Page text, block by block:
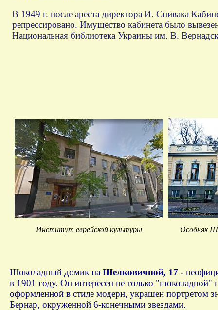
В 1949 г. после ареста директора И. Спивака
репрессировано. Имущество кабинета было
Национальная библиотека Украины им. В.
Институт еврейской культуры Особняк
Шоколадный домик на Шелковичной, 17 -
в 1901 году. Он интересен не только
оформленной в стиле модерн, украшен портретом
Бернар, окруженной 6-конечными звездами.